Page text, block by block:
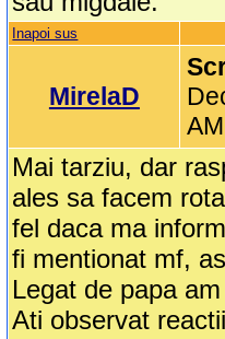
Inapoi sus
MirelaD
AM
Mai tarziu, dar
ales sa facem
fel daca ma
fi mentionat mf,
Legat de papa
Ati observat